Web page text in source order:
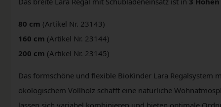
80 cm (Artikel Nr. 23143)
160 cm (Artikel Nr. 23144)
200 cm (Artikel Nr. 23145)
Das formschöne und flexible BioKinder Lara Regalsystem
ökologischem Vollholz schafft eine natürliche